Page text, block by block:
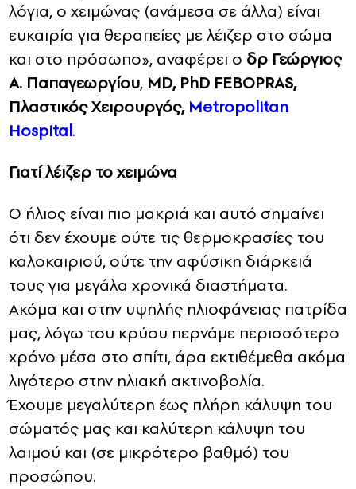
λόγια, ο χειμώνας (ανάμεσα σε άλλα) είναι
ευκαιρία για θεραπείες με λέιζερ στο σώμα
και στο πρόσωπο», αναφέρει ο δρ Γεώργιος
Α. Παπαγεωργίου, MD, PhD FEBOPRAS,
Πλαστικός Χειρουργός, Metropolitan
Hospital.
Γιατί λέιζερ το χειμώνα
Ο ήλιος είναι πιο μακριά και αυτό σημαίνει
ότι δεν έχουμε ούτε τις θερμοκρασίες του
καλοκαιριού, ούτε την αφύσικη διάρκειά
τους για μεγάλα χρονικά διαστήματα.
Ακόμα και στην υψηλής ηλιοφάνειας πατρίδα
μας, λόγω του κρύου περνάμε περισσότερο
χρόνο μέσα στο σπίτι, άρα εκτιθέμεθα ακόμα
λιγότερο στην ηλιακή ακτινοβολία.
Έχουμε μεγαλύτερη έως πλήρη κάλυψη του
σώματός μας και καλύτερη κάλυψη του
λαιμού και (σε μικρότερο βαθμό) του
προσώπου.